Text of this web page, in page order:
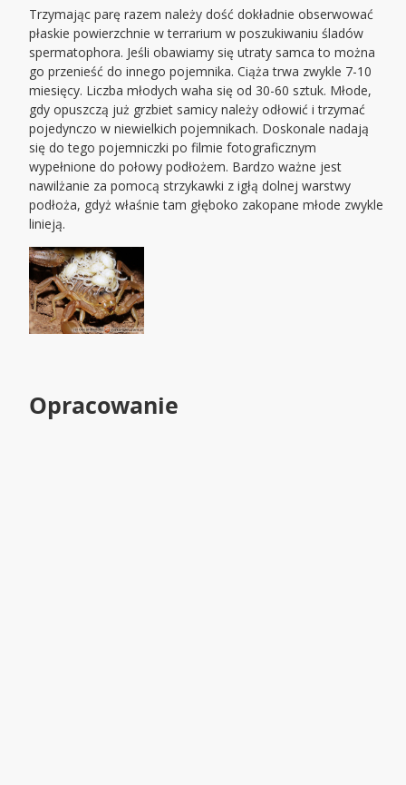
Trzymając parę razem należy dość dokładnie obserwować
płaskie powierzchnie w terrarium w poszukiwaniu śladów
spermatophora. Jeśli obawiamy się utraty samca to można
go przenieść do innego pojemnika. Ciąża trwa zwykle 7-10
miesięcy. Liczba młodych waha się od 30-60 sztuk. Młode,
gdy opuszczą już grzbiet samicy należy odłowić i trzymać
pojedynczo w niewielkich pojemnikach. Doskonale nadają
się do tego pojemniczki po filmie fotograficznym
wypełnione do połowy podłożem. Bardzo ważne jest
nawilżanie za pomocą strzykawki z igłą dolnej warstwy
podłoża, gdyż właśnie tam głęboko zakopane młode zwykle
linieją.
Opracowanie